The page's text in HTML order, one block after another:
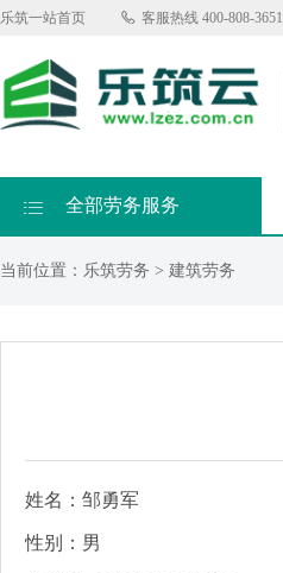
乐筑一站首页  客服热线 400-808-3651
 全部劳务服务
当前位置： 乐筑劳务 > 建筑劳务
姓名：邹勇军
性别：男